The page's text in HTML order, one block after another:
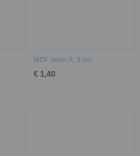
MDF letter A; 8 cm
€ 1,40